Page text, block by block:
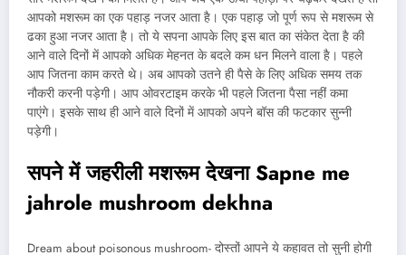
आपको मशरूम का एक पहाड़ नजर आता है। एक पहाड़ जो पूर्ण रूप से मशरूम से
ढका हुआ नजर आता है। तो ये सपना आपके लिए इस बात का संकेत देता है की
आने वाले दिनों में आपको अधिक मेहनत के बदले कम धन मिलने वाला है। पहले
आप जितना काम करते थे। अब आपको उतने ही पैसे के लिए अधिक समय तक
नौकरी करनी पड़ेगी। आप ओवरटाइम करके भी पहले जितना पैसा नहीं कमा
पाएंगे। इसके साथ ही आने वाले दिनों में आपको अपने बॉस की फटकार सुन्नी
पड़ेगी।
सपने में जहरीली मशरूम देखना Sapne me
jahrole mushroom dekhna
Dream about poisonous mushroom- दोस्तों आपने ये कहावत तो सुनी होगी